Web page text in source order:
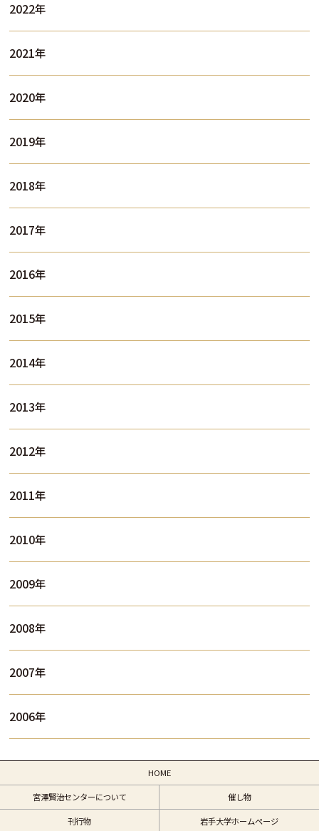
2022年
2021年
2020年
2019年
2018年
2017年
2016年
2015年
2014年
2013年
2012年
2011年
2010年
2009年
2008年
2007年
2006年
HOME
宮澤賢治センターについて 催し物
刊行物 岩手大学ホームページ